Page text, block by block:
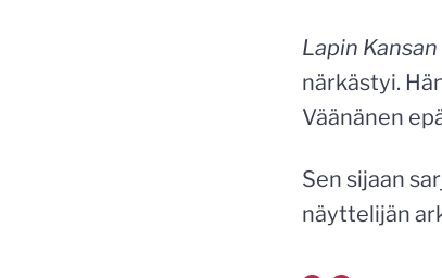
Lapin Kansan
närkästyi.
Väänänen
Sen sijaan
näyttelijän